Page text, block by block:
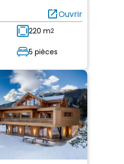
open_in_newOuvrir
220 m2
5 pièces